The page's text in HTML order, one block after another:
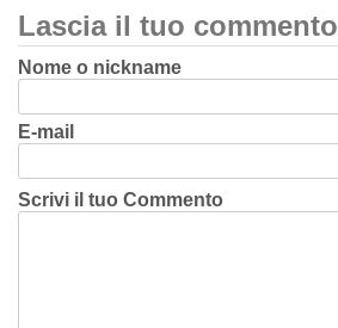
Lascia il tuo commento
Nome o nickname
E-mail
Scrivi il tuo Commento